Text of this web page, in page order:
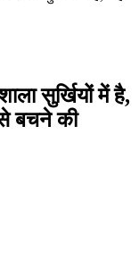
सुर्खियों में है,
से बचने की